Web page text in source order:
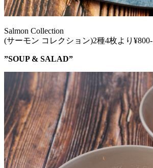
Salmon Collection
(サーモン コレクション)2種4枚より¥800-
”SOUP & SALAD”